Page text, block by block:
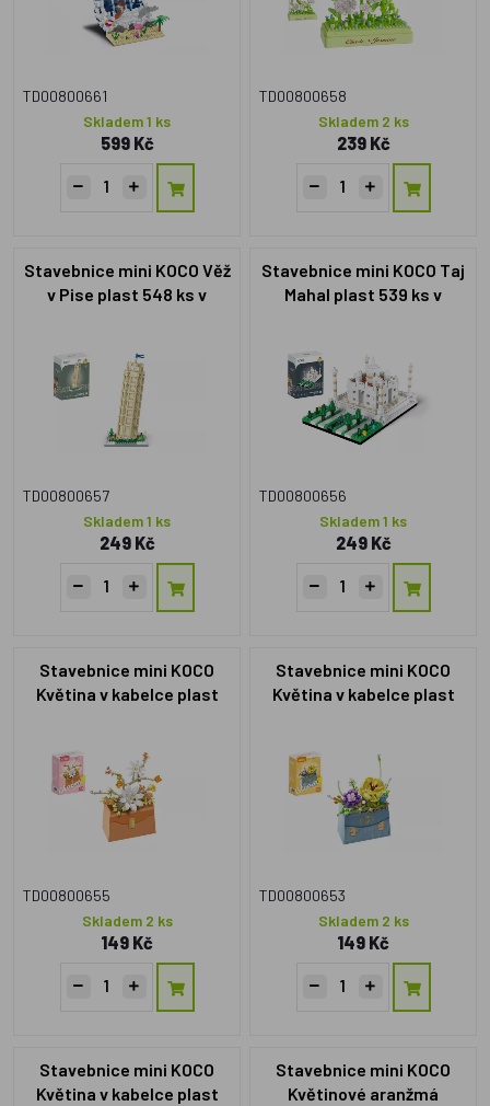
TD00800661
Skladem 1 ks
599 Kč
TD00800658
Skladem 2 ks
239 Kč
Stavebnice mini KOCO Věž
v Pise plast 548 ks v
TD00800657
Skladem 1 ks
249 Kč
Stavebnice mini KOCO Taj
Mahal plast 539 ks v
TD00800656
Skladem 1 ks
249 Kč
Stavebnice mini KOCO
Květina v kabelce plast
TD00800655
Skladem 2 ks
149 Kč
Stavebnice mini KOCO
Květina v kabelce plast
TD00800653
Skladem 2 ks
149 Kč
Stavebnice mini KOCO
Květina v kabelce plast
Stavebnice mini KOCO
Květinové aranžmá